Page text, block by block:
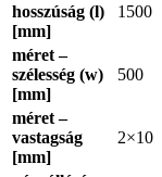
hosszúság (l)
[mm]
1500
méret –
szélesség (w)
[mm]
500
méret –
vastagság
[mm]
2×10